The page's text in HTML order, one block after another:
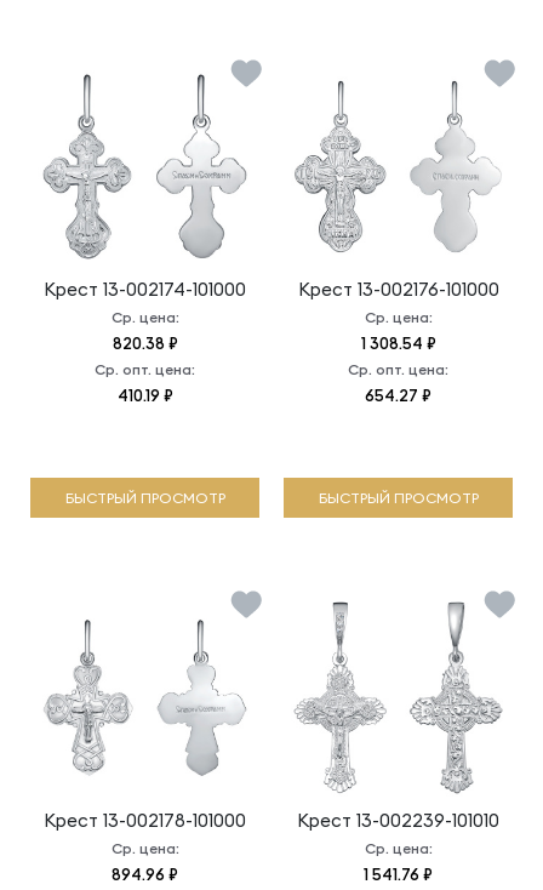
Крест 13-002174-101000
Ср. цена:
820.38 ₽
Ср. опт. цена:
410.19 ₽
БЫСТРЫЙ ПРОСМОТР
Крест 13-002176-101000
Ср. цена:
1 308.54 ₽
Ср. опт. цена:
654.27 ₽
БЫСТРЫЙ ПРОСМОТР
Крест 13-002178-101000
Ср. цена:
894.96 ₽
Крест 13-002239-101010
Ср. цена:
1 541.76 ₽